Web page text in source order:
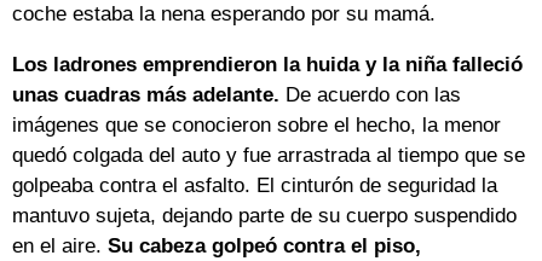
coche estaba la nena esperando por su mamá.
Los ladrones emprendieron la huida y la niña falleció
unas cuadras más adelante. De acuerdo con las
imágenes que se conocieron sobre el hecho, la menor
quedó colgada del auto y fue arrastrada al tiempo que se
golpeaba contra el asfalto. El cinturón de seguridad la
mantuvo sujeta, dejando parte de su cuerpo suspendido
en el aire. Su cabeza golpeó contra el piso,